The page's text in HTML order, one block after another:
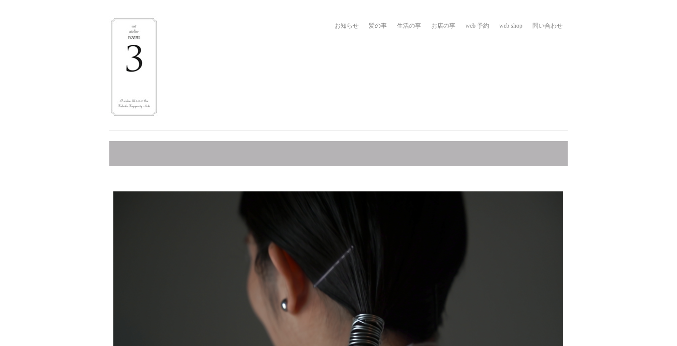
お知らせ 髪の事 生活の事 お店の事 web 予約 web shop 問い合わせ